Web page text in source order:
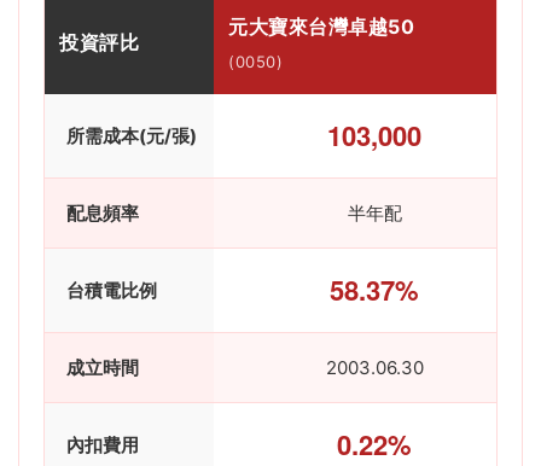
投資評比
元大寶來台灣卓越50
(0050)
所需成本(元/張) 103,000
配息頻率 半年配
台積電比例 58.37%
成立時間 2003.06.30
內扣費用 0.22%